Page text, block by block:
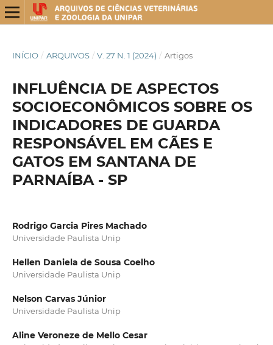
INÍCIO / ARQUIVOS / V. 27 N. 1 (2024) / Artigos
INFLUÊNCIA DE ASPECTOS
SOCIOECONÔMICOS SOBRE OS
INDICADORES DE GUARDA
RESPONSÁVEL EM CÃES E
GATOS EM SANTANA DE
PARNAÍBA - SP
Rodrigo Garcia Pires Machado
Universidade Paulista Unip
Hellen Daniela de Sousa Coelho
Universidade Paulista Unip
Nelson Carvas Júnior
Universidade Paulista Unip
Aline Veroneze de Mello Cesar